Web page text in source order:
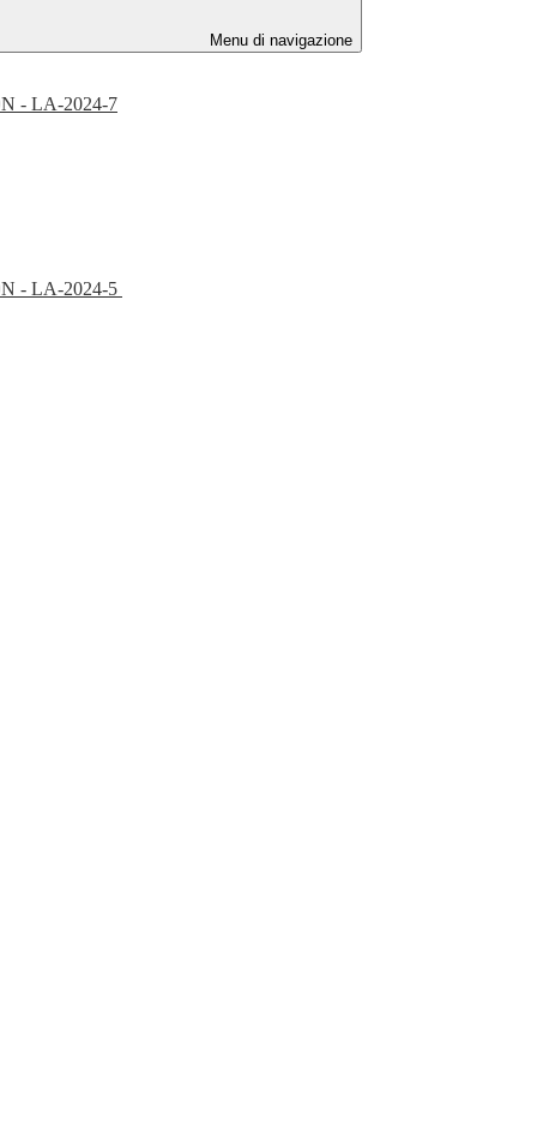
Menu di navigazione
- LA-2024-7
- LA-2024-5